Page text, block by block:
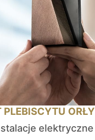
PLEBISCYTU ORŁY
elektryczne